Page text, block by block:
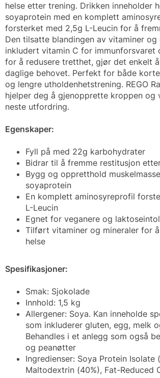
helse etter trening. Drikken inneholder
soyaprotein med en komplett
forsterket med 2,5g L-Leucin for å
Den tilsatte blandingen av vitaminer og
inkludert vitamin C for immunforsvaret
for å redusere tretthet, gjør det enkelt
daglige behovet. Perfekt for både
og lengre utholdenhetstrening. REGO
hjelper deg å gjenopprette kroppen
neste utfordring.
Egenskaper:
Fyll på med 22g karbohydrater
Bidrar til å fremme restitusjon
Bygg og oppretthold
soyaprotein
En komplett aminosyreprofil
L-Leucin
Egnet for veganere og
Tilført vitaminer og mineraler for
helse
Spesifikasjoner:
Smak: Sjokolade
Innhold: 1,5 kg
Allergener: Soya. Kan inneholde
som inkluderer gluten, egg, melk
Behandles i et anlegg som også
og peanøtter
Ingredienser: Soya Protein Isolate
Maltodextrin (40%), Fat-Reduced